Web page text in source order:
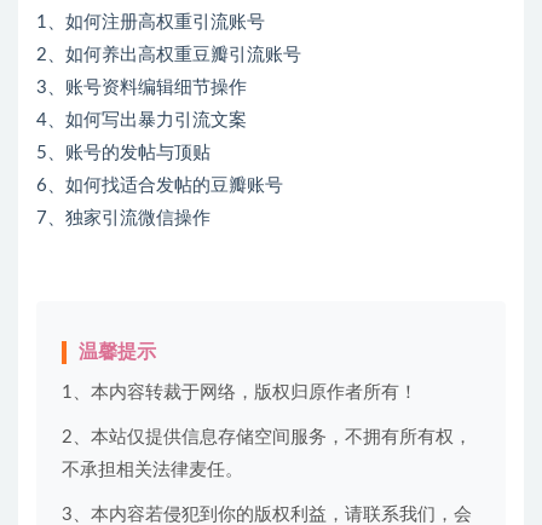
1、如何注册高权重引流账号
2、如何养出高权重豆瓣引流账号
3、账号资料编辑细节操作
4、如何写出暴力引流文案
5、账号的发帖与顶贴
6、如何找适合发帖的豆瓣账号
7、独家引流微信操作
温馨提示
1、本内容转裁于网络，版权归原作者所有！
2、本站仅提供信息存储空间服务，不拥有所有权，
不承担相关法律麦任。
3、本内容若侵犯到你的版权利益，请联系我们，会